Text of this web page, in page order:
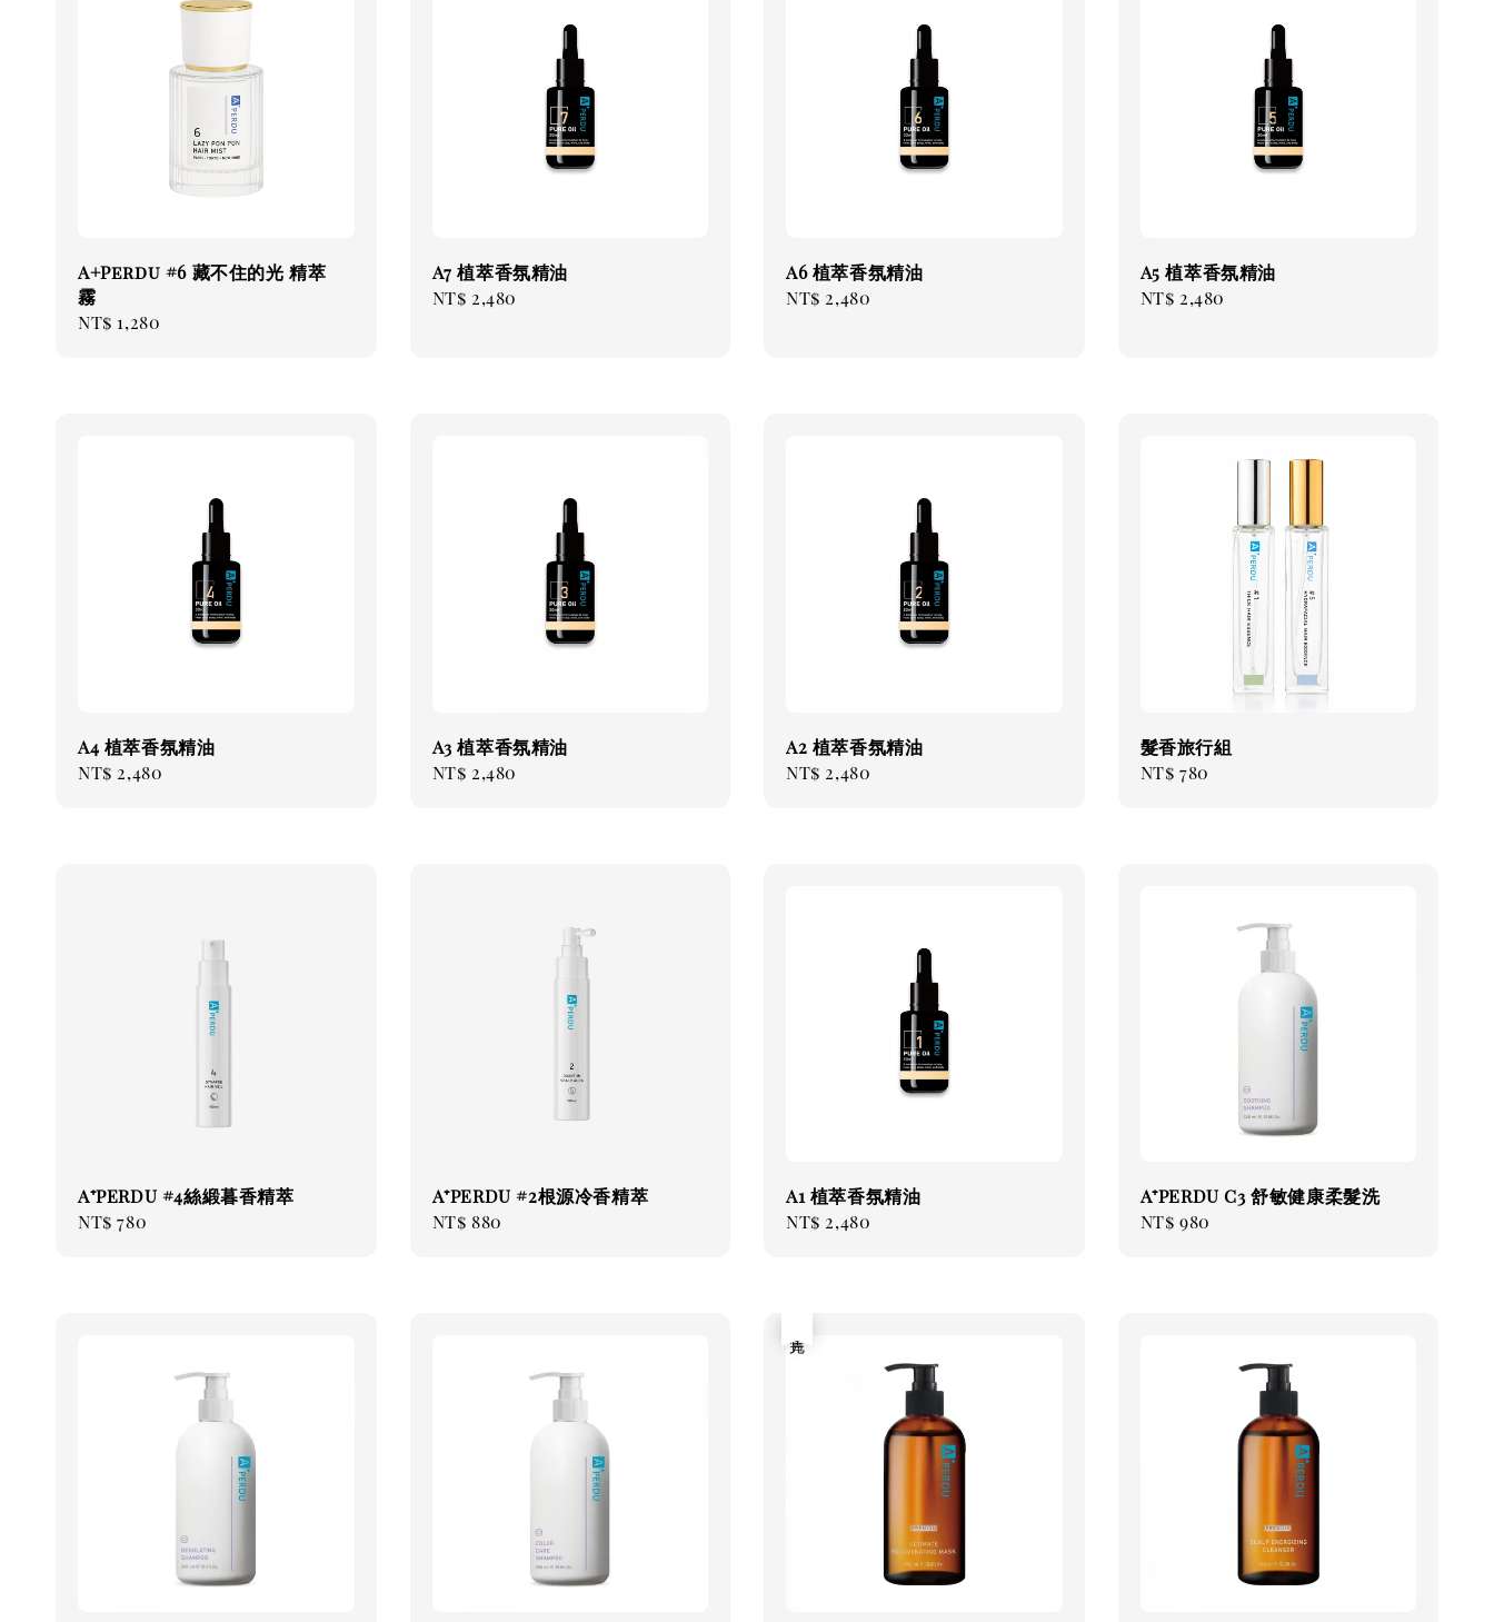
A+Perdu #6 藏不住的光 精萃
霧
Regular
NT$ 1,280
A7 植萃香氛精油
Regular
NT$ 2,480
A6 植萃香氛精油
Regular
NT$ 2,480
A5 植萃香氛精油
Regular
NT$ 2,480
A4 植萃香氛精油
Regular
NT$ 2,480
A3 植萃香氛精油
Regular
NT$ 2,480
A2 植萃香氛精油
Regular
NT$ 2,480
髮香旅行組
Regular
NT$ 780
A⁺PERDU #4絲緞暮香精萃
Regular
NT$ 780
A⁺PERDU #2根源冷香精萃
Regular
NT$ 880
A1 植萃香氛精油
Regular
NT$ 2,480
A⁺PERDU C3 舒敏健康柔髮洗
Regular
NT$ 980